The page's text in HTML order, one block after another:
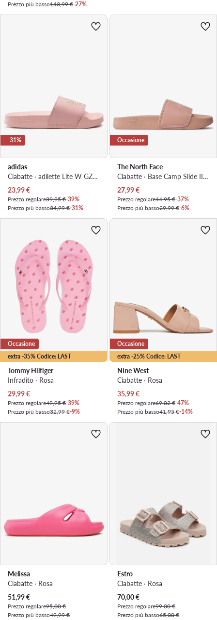
Prezzo più basso143,99 €-27%
-31%
adidas
Ciabatte · adilette Lite W GZ6198 · Rosa
Prezzo attuale
23,99€
Prezzo regolare39,95 €-39%
Prezzo più basso34,99 €-31%
Occasione
The North Face
Ciabatte · Base Camp Slide III NF0A4T2SZ1P1 · Rosa
Prezzo attuale
27,99€
Prezzo regolare44,95 €-37%
Prezzo più basso29,99 €-6%
extra -35% Codice: LAST
Occasione
Tommy Hilfiger
Infradito · Rosa
Prezzo attuale
29,99€
Prezzo regolare49,95 €-39%
Prezzo più basso32,99 €-9%
extra -25% Codice: LAST
Occasione
Nine West
Ciabatte · Rosa
Prezzo attuale
35,99€
Prezzo regolare69,02 €-47%
Prezzo più basso41,95 €-14%
Melissa
Ciabatte · Rosa
Prezzo attuale
51,99€
Prezzo regolare95,00 €
Prezzo più basso49,99 €
Estro
Ciabatte · Rosa
Prezzo attuale
70,00€
Prezzo regolare99,00 €
Prezzo più basso65,00 €